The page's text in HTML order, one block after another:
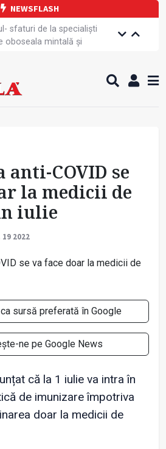
NEWSFLASH
sfaturi de la specialiști
oboseala mintală și
sportivelor
unui vaccin împotriva
Ebola
transfrontalier la date
fi modificat
blocată
anti-COVID se
la medicii de
iulie
19 2022
sursă preferată în Google
ne pe Google News
că la 1 iulie va intra în
de imunizare împotriva
doar la medicii de